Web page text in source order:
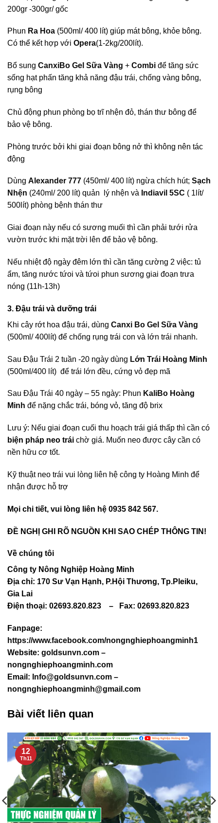
200gr -300gr/ gốc
Phun Ra Hoa (500ml/ 400 lít) giúp mát bông, khỏe bông.
Có thể kết hợp với Opera(1-2kg/200lít).
Bổ sung CanxiBo Gel Sữa Vàng + Combi để tăng sức
sống hạt phấn tăng khả năng đậu trái, chống vàng bông,
rụng bông
Chủ động phun phòng bọ trĩ nhện đỏ, thán thư bông để
bảo vệ bông.
Phòng trước bởi khi giai đoạn bông nở thì không nên tác
động
Dùng Alexander 777 (450ml/ 400 lít) ngừa chích hút; Sạch
Nhện (240ml/ 200 lít) quản lý nhện và Indiavil 5SC ( 1lít/
500lít) phòng bệnh thán thư
Giai đoạn này nếu có sương muối thì cần phải tưới rửa
vườn trước khi mặt trời lên để bảo vệ bông.
Nếu nhiệt độ ngày đêm lớn thì cần tăng cường 2 việc: tủ
ẩm, tăng nước tứoi và tứoi phun sương giai đoạn trưa
nóng (11h-13h)
3. Đậu trái và dưỡng trái
Khi cây rớt hoa đậu trái, dùng Canxi Bo Gel Sữa Vàng
(500ml/ 400lít) để chống rụng trái con và lớn trái nhanh.
Sau Đậu Trái 2 tuần -20 ngày dùng Lớn Trái Hoàng Minh
(500ml/400 lít) để trái lớn đều, cứng vỏ đẹp mã
Sau Đậu Trái 40 ngày – 55 ngày: Phun KaliBo Hoàng
Minh để nặng chắc trái, bóng vỏ, tăng độ brix
Lưu ý: Nếu giai đoạn cuối thu hoạch trái giá thấp thì cần có
biện pháp neo trái chờ giá. Muốn neo được cây cần có
nền hữu cơ tốt.
Kỹ thuật neo trái vui lòng liên hệ công ty Hoàng Minh để
nhận được hỗ trợ
Mọi chi tiết, vui lòng liên hệ 0935 842 567.
ĐỀ NGHỊ GHI RÕ NGUỒN KHI SAO CHÉP THÔNG TIN!
Về chúng tôi
Công ty Nông Nghiệp Hoàng Minh
Địa chỉ: 170 Sư Vạn Hạnh, P.Hội Thương, Tp.Pleiku,
Gia Lai
Điện thoại: 02693.820.823 – Fax: 02693.820.823
Fanpage:
https://www.facebook.com/nongnghiephoangminh1
Website: goldsunvn.com –
nongnghiephoangminh.com
Email: Info@goldsunvn.com –
nongnghiephoangminh@gmail.com
Bài viết liên quan
12
Th11